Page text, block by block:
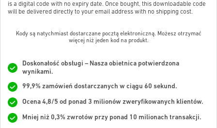
is a digital code with no expiry date. Once bought, this downloadable code
will be delivered directly to your email address with no shipping cost.
Kody są natychmiast dostarczane pocztą elektroniczną. Możesz otrzymać
więcej niż jeden kod na produkt.
Doskonałość obsługi – Nasza obietnica potwierdzona
wynikami.
99,9% zamówień dostarczanych w ciągu 60 sekund.
Ocena 4,8/5 od ponad 3 milionów zweryfikowanych klientów.
Mniej niż 0,3% zwrotów przy ponad 10 milionach transakcji.